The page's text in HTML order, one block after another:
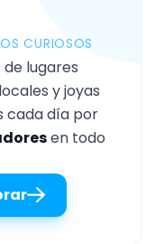
CURIOSOS
lugares
y joyas
cada día por
en todo